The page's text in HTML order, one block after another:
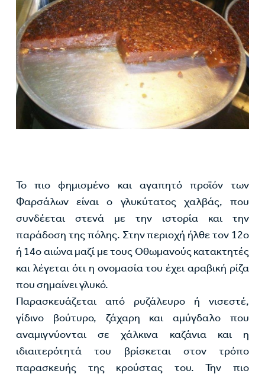
Το πιο φημισμένο και αγαπητό προϊόν των
Φαρσάλων είναι ο γλυκύτατος χαλβάς, που
συνδέεται στενά με την ιστορία και την
παράδοση της πόλης. Στην περιοχή ήλθε τον 12ο
ή 14ο αιώνα μαζί με τους Οθωμανούς κατακτητές
και λέγεται ότι η ονομασία του έχει αραβική ρίζα
που σημαίνει γλυκό.
Παρασκευάζεται από ρυζάλευρο ή νισεστέ,
γίδινο βούτυρο, ζάχαρη και αμύγδαλο που
αναμιγνύονται σε χάλκινα καζάνια και η
ιδιαιτερότητά του βρίσκεται στον τρόπο
παρασκευής της κρούστας του. Την πιο